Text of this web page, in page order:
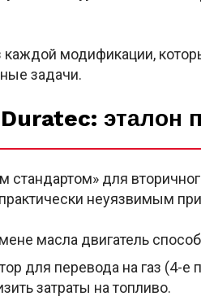
модификации,
задачи.
эталон
стандартом» для
неуязвимым
масла двигатель
для перевода на газ (4-е
затраты на топливо.